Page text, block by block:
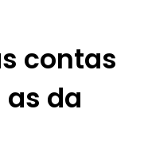
contas
da